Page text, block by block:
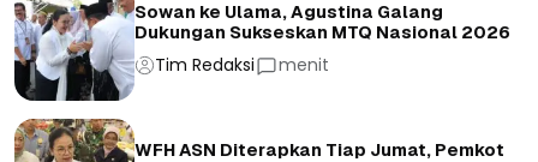
Sowan ke Ulama, Agustina Galang
Dukungan Sukseskan MTQ Nasional 2026
Tim Redaksi menit
WFH ASN Diterapkan Tiap Jumat, Pemkot